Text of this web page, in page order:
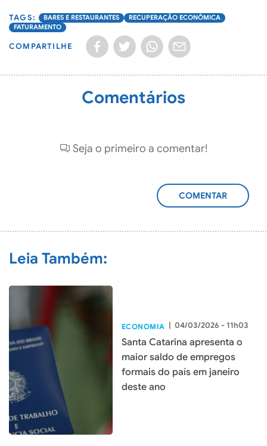
BARES E RESTAURANTES
RECUPERAÇÃO ECONÔMICA
FATURAMENTO
COMPARTILHE
Comentários
Seja o primeiro a comentar!
ADICIONAR
Leia Também:
ECONOMIA 04/03/2026 - 11h03
Santa Catarina apresenta o
maior saldo de empregos
formais do país em janeiro
deste ano